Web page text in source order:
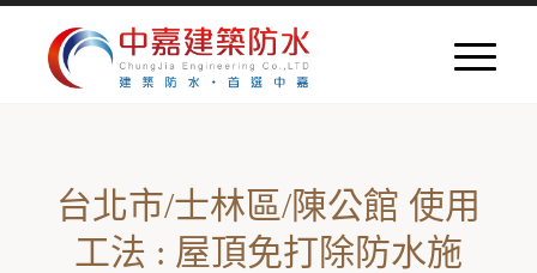
台北市/士林區/陳公館 使用
工法 : 屋頂免打除防水施